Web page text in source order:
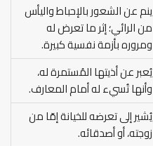
ينم عن الشعور بالإحباط واليأس
من الرائي؛ إثر ما تعرض له
ومروره بأزمة نفسية كبيرة.
يُعبر عن أذيتها المُستمرة له،
وأنها تُسيء له أمام المعارف.
يُشير إلى تعرضه للخيانة إمّا من
زوجته، أو أصدقائه.